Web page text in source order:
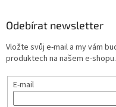
Odebírat newsletter
Vložte svůj e-mail a my vám
produktech na našem e-shopu.
E-mail